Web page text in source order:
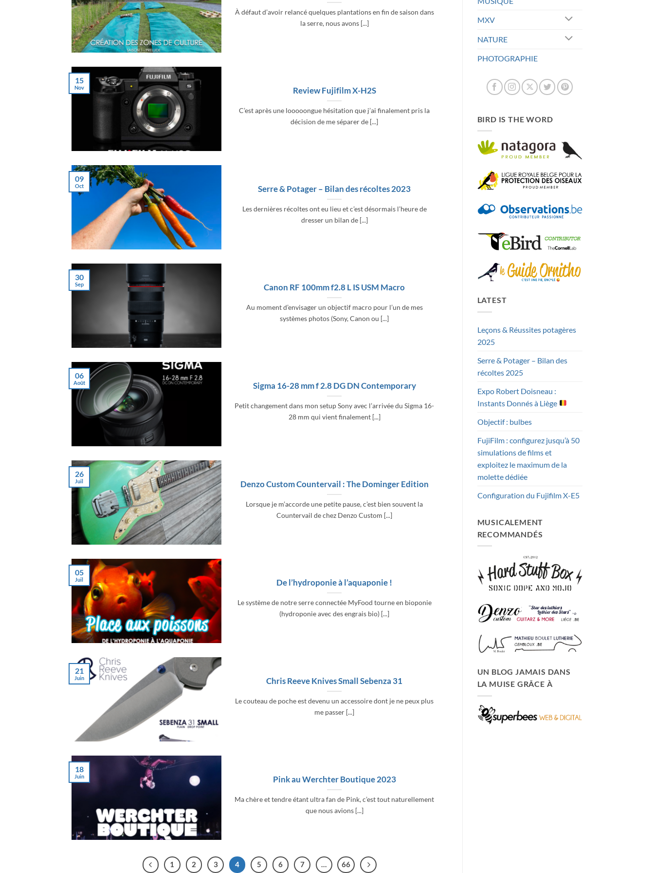
À défaut d’avoir relancé quelques plantations en fin de saison dans
la serre, nous avons [...]
Review Fujifilm X-H2S
C’est après une looooongue hésitation que j’ai finalement pris la
décision de me séparer de [...]
15
Nov
Serre & Potager – Bilan des récoltes 2023
Les dernières récoltes ont eu lieu et c’est désormais l’heure de
dresser un bilan de [...]
09
Oct
Canon RF 100mm f2.8 L IS USM Macro
Au moment d’envisager un objectif macro pour l’un de mes
systèmes photos (Sony, Canon ou [...]
30
Sep
Sigma 16-28 mm f 2.8 DG DN Contemporary
Petit changement dans mon setup Sony avec l’arrivée du Sigma 16-
28 mm qui vient finalement [...]
06
Août
Denzo Custom Countervail : The Dominger Edition
Lorsque je m’accorde une petite pause, c’est bien souvent la
Countervail de chez Denzo Custom [...]
26
Juil
De l’hydroponie à l’aquaponie !
Le système de notre serre connectée MyFood tourne en bioponie
(hydroponie avec des engrais bio) [...]
05
Juil
Chris Reeve Knives Small Sebenza 31
Le couteau de poche est devenu un accessoire dont je ne peux plus
me passer [...]
21
Juin
Pink au Werchter Boutique 2023
Ma chère et tendre étant ultra fan de Pink, c’est tout naturellement
que nous avions [...]
18
Juin
1 2 3 4 5 6 7 … 66
MXV
NATURE
PHOTOGRAPHIE
BIRD IS THE WORD
LATEST
Leçons & Réussites potagères
2025
Serre & Potager – Bilan des
récoltes 2025
Expo Robert Doisneau :
Instants Donnés à Liège
Objectif : bulbes
FujiFilm : configurez jusqu’à 50
simulations de films et
exploitez le maximum de la
molette dédiée
Configuration du Fujifilm X-E5
MUSICALEMENT
RECOMMANDÉS
UN BLOG JAMAIS DANS
LA MUISE GRÂCE À